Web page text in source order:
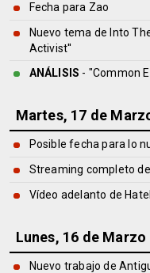
Fecha para Zao
Nuevo tema de Into
Activist''
ANÁLISIS - "Common
Martes, 17 de
Posible fecha para lo
Streaming completo
Vídeo adelanto de
Lunes, 16 de Marzo
Nuevo trabajo de